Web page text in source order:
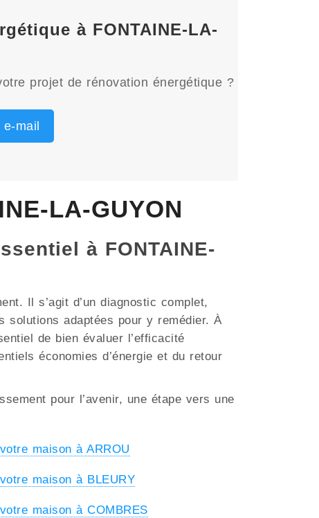
à FONTAINE-LA-
projet de rénovation énergétique ?
mail
LA-GUYON
à FONTAINE-
Il s’agit d’un diagnostic complet,
solutions adaptées pour y remédier. À
de bien évaluer l’efficacité
économies d’énergie et du retour
pour l’avenir, une étape vers une
maison à ARROU
maison à BLEURY
maison à COMBRES